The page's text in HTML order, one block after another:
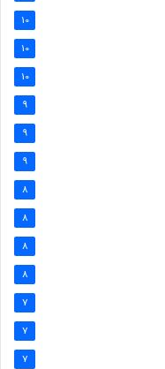
10
10
10
9
9
9
8
8
8
8
7
7
7